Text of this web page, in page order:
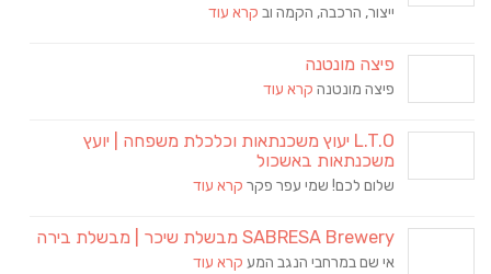
ייצור, הרכבה, הקמה וב קרא עוד
פיצה מונטנה
פיצה מונטנה קרא עוד
L.T.O יעוץ משכנתאות וכלכלת משפחה | יועץ
משכנתאות באשכול
שלום לכם! שמי עפר פקר קרא עוד
SABRESA Brewery מבשלת שיכר | מבשלת בירה
אי שם במרחבי הנגב המע קרא עוד